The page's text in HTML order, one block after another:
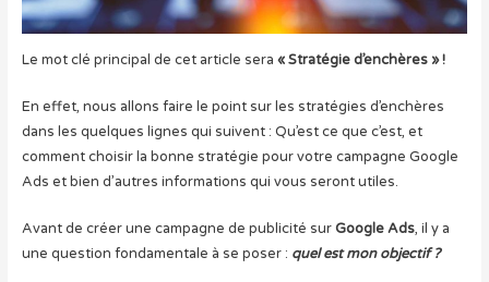
Le mot clé principal de cet article sera « Stratégie d’enchères » !
En effet, nous allons faire le point sur les stratégies d’enchères
dans les quelques lignes qui suivent : Qu’est ce que c’est, et
comment choisir la bonne stratégie pour votre campagne Google
Ads et bien d’autres informations qui vous seront utiles.
Avant de créer une campagne de publicité surGoogle Ads, il y a
une question fondamentale à se poser : quel est mon objectif ?